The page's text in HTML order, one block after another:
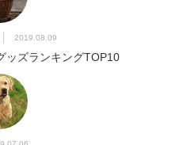
2019.08.09
ッズランキングTOP10